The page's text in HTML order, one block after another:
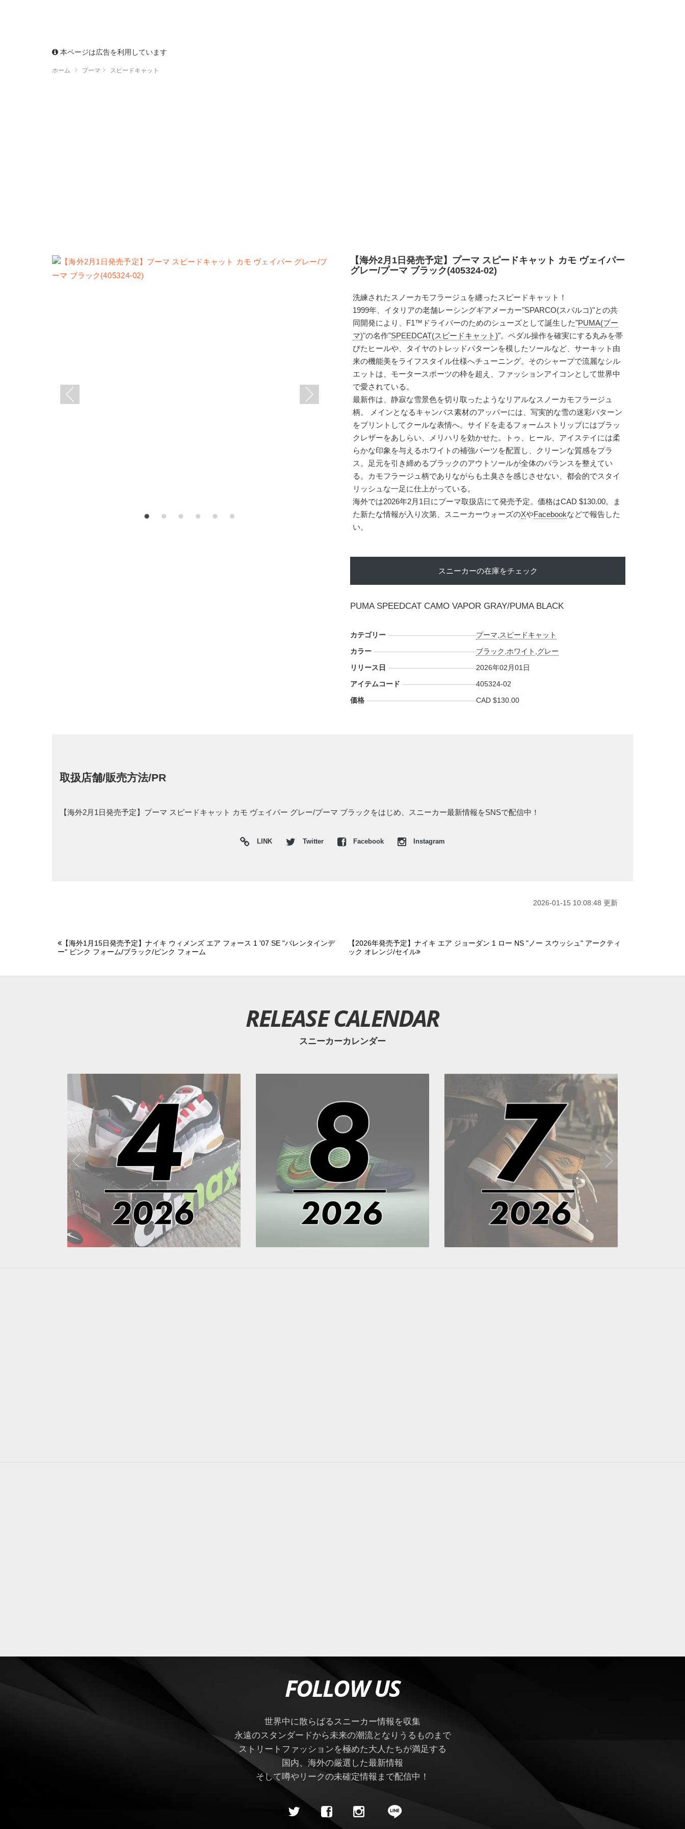
本ページは広告を利用しています
ホーム プーマ スピードキャット
【海外2月1日発売予定】プーマ スピードキャット カモ ヴェイパー
グレー/プーマ ブラック(405324-02)
洗練されたスノーカモフラージュを纏ったスピードキャット！
1999年、イタリアの老舗レーシングギアメーカー"SPARCO(スパルコ)"との共
同開発により、F1™ドライバーのためのシューズとして誕生した"PUMA(プー
マ)"の名作"SPEEDCAT(スピードキャット)"。ペダル操作を確実にする丸みを帯
びたヒールや、タイヤのトレッドパターンを模したソールなど、サーキット由
来の機能美をライフスタイル仕様へチューニング。そのシャープで流麗なシル
エットは、モータースポーツの枠を超え、ファッションアイコンとして世界中
で愛されている。
最新作は、静寂な雪景色を切り取ったようなリアルなスノーカモフラージュ
柄。 メインとなるキャンバス素材のアッパーには、写実的な雪の迷彩パターン
をプリントしてクールな表情へ。サイドを走るフォームストリップにはブラッ
クレザーをあしらい、メリハリを効かせた。トゥ、ヒール、アイステイには柔
らかな印象を与えるホワイトの補強パーツを配置し、クリーンな質感をプラ
ス。足元を引き締めるブラックのアウトソールが全体のバランスを整えてい
る。カモフラージュ柄でありながらも土臭さを感じさせない、都会的でスタイ
リッシュな一足に仕上がっている。
海外では2026年2月1日にプーマ取扱店にて発売予定。価格はCAD $130.00。ま
た新たな情報が入り次第、スニーカーウォーズのXやFacebookなどで報告した
い。
スニーカーの在庫をチェック
PUMA SPEEDCAT CAMO VAPOR GRAY/PUMA BLACK
カテゴリー プーマ スピードキャット
カラー
ブラック ホワイト グレー
リリース日
2026年02月01日
アイテムコード
405324-02
価格
CAD $130.00
取扱店舗/販売方法/PR
【海外2月1日発売予定】プーマ スピードキャット カモ ヴェイパー グレー/プーマ ブラックをはじめ、スニーカー最新情報をSNSで配信中！
LINK Twitter Facebook Instagram
2026-01-15 10:08:48 更新
【海外1月15日発売予定】ナイキ ウィメンズ エア フォース 1 '07 SE "バレンタインデ
ー" ピンク フォーム/ブラック/ピンク フォーム
【2026年発売予定】ナイキ エア ジョーダン 1 ロー NS "ノー スウッシュ" アークティ
ック オレンジ/セイル
RELEASE CALENDAR
スニーカーカレンダー
FOLLOW US
世界中に散らばるスニーカー情報を収集
永遠のスタンダードから未来の潮流となりうるものまで
ストリートファッションを極めた大人たちが満足する
国内、海外の厳選した最新情報
そして噂やリークの未確定情報まで配信中！